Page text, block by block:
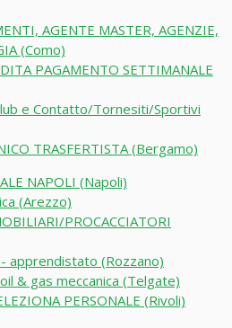
AGENTE MASTER, AGENZIE,
(Como)
PAGAMENTO SETTIMANALE
e Contatto/Tornesiti/Sportivi
TRASFERTISTA (Bergamo)
NAPOLI (Napoli)
(Arezzo)
PROCACCIATORI
apprendistato (Rozzano)
& gas meccanica (Telgate)
PERSONALE (Rivoli)